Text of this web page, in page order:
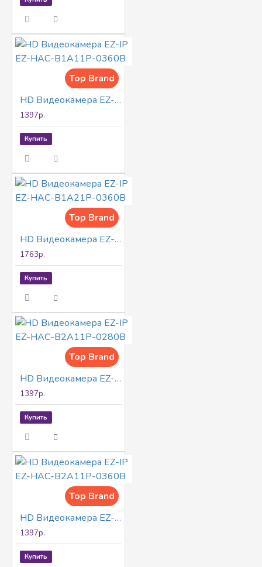
Top Brand
HD Видеокамера EZ-IP EZ-HAC-B1A11P-0360B
1397р.
Купить
Top Brand
HD Видеокамера EZ-IP EZ-HAC-B1A21P-0360B
1763р.
Купить
Top Brand
HD Видеокамера EZ-IP EZ-HAC-B2A11P-0280B
1397р.
Купить
Top Brand
HD Видеокамера EZ-IP EZ-HAC-B2A11P-0360B
1397р.
Купить